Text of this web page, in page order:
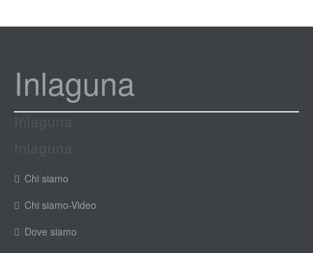
Inlaguna
Chi siamo
Chi siamo-Video
Dove siamo